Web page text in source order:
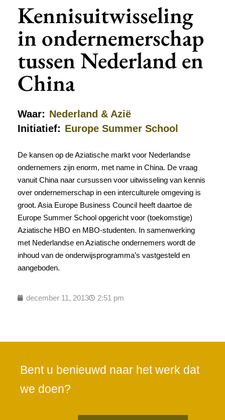
Kennisuitwisseling
in ondernemerschap
tussen Nederland en
China
Waar: Nederland & Azië
Initiatief: Europe Summer School
De kansen op de Aziatische markt voor Nederlandse
ondernemers zijn enorm, met name in China. De vraag
vanuit China naar cursussen voor uitwisseling van kennis
over ondernemerschap in een interculturele omgeving is
groot. Asia Europe Business Council heeft daartoe de
Europe Summer School opgericht voor (toekomstige)
Aziatische HBO en MBO-studenten. In samenwerking
met Nederlandse en Aziatische ondernemers wordt de
inhoud van de onderwijsprogramma’s vastgesteld en
aangeboden.
december 11, 2013 2:51 pm
Bent u benieuwd naar het werk dat
we doen?